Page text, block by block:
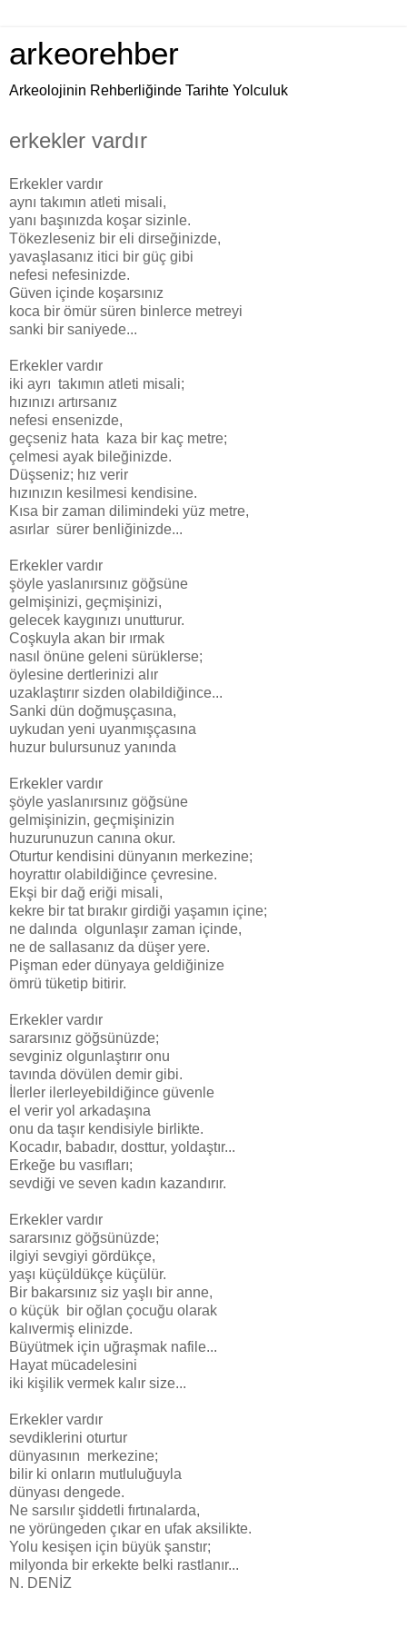
arkeorehber
Arkeolojinin Rehberliğinde Tarihte Yolculuk
erkekler vardır
Erkekler vardır
aynı takımın atleti misali,
yanı başınızda koşar sizinle.
Tökezleseniz bir eli dirseğinizde,
yavaşlasanız itici bir güç gibi
nefesi nefesinizde.
Güven içinde koşarsınız
koca bir ömür süren binlerce metreyi
sanki bir saniyede...
Erkekler vardır
iki ayrı takımın atleti misali;
hızınızı artırsanız
nefesi ensenizde,
geçseniz hata kaza bir kaç metre;
çelmesi ayak bileğinizde.
Düşseniz; hız verir
hızınızın kesilmesi kendisine.
Kısa bir zaman dilimindeki yüz metre,
asırlar sürer benliğinizde...
Erkekler vardır
şöyle yaslanırsınız göğsüne
gelmişinizi, geçmişinizi,
gelecek kaygınızı unutturur.
Coşkuyla akan bir ırmak
nasıl önüne geleni sürüklerse;
öylesine dertlerinizi alır
uzaklaştırır sizden olabildiğince...
Sanki dün doğmuşçasına,
uykudan yeni uyanmışçasına
huzur bulursunuz yanında
Erkekler vardır
şöyle yaslanırsınız göğsüne
gelmişinizin, geçmişinizin
huzurunuzun canına okur.
Oturtur kendisini dünyanın merkezine;
hoyrattır olabildiğince çevresine.
Ekşi bir dağ eriği misali,
kekre bir tat bırakır girdiği yaşamın içine;
ne dalında olgunlaşır zaman içinde,
ne de sallasanız da düşer yere.
Pişman eder dünyaya geldiğinize
ömrü tüketip bitirir.
Erkekler vardır
sararsınız göğsünüzde;
sevginiz olgunlaştırır onu
tavında dövülen demir gibi.
İlerler ilerleyebildiğince güvenle
el verir yol arkadaşına
onu da taşır kendisiyle birlikte.
Kocadır, babadır, dosttur, yoldaştır...
Erkeğe bu vasıfları;
sevdiği ve seven kadın kazandırır.
Erkekler vardır
sararsınız göğsünüzde;
ilgiyi sevgiyi gördükçe,
yaşı küçüldükçe küçülür.
Bir bakarsınız siz yaşlı bir anne,
o küçük bir oğlan çocuğu olarak
kalıvermiş elinizde.
Büyütmek için uğraşmak nafile...
Hayat mücadelesini
iki kişilik vermek kalır size...
Erkekler vardır
sevdiklerini oturtur
dünyasının merkezine;
bilir ki onların mutluluğuyla
dünyası dengede.
Ne sarsılır şiddetli fırtınalarda,
ne yörüngeden çıkar en ufak aksilikte.
Yolu kesişen için büyük şanstır;
milyonda bir erkekte belki rastlanır...
N. DENİZ